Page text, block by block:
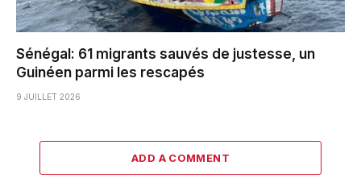
Sénégal: 61 migrants sauvés de justesse, un
Guinéen parmi les rescapés
9 JUILLET 2026
ADD A COMMENT